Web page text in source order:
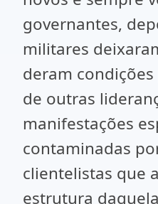
governantes,
militares
deram
de outras
manifestações
contaminadas
clientelistas que
estrutura